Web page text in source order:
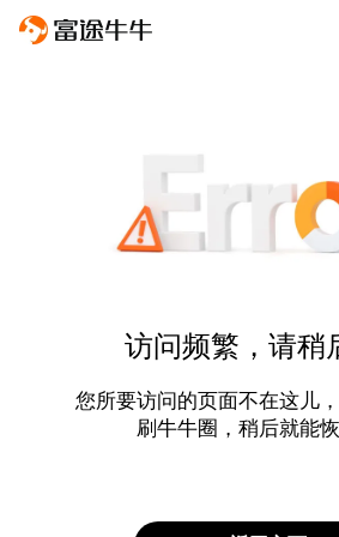
访问频繁，请稍
您所要访问的页面不在这儿
刷牛牛圈，稍后就能